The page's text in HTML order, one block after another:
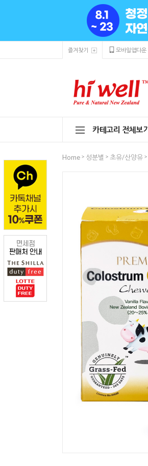
즐겨찾기 모바일앱다운
카테고리 전체보기
Home > 성분별 > 초유/산양유 >